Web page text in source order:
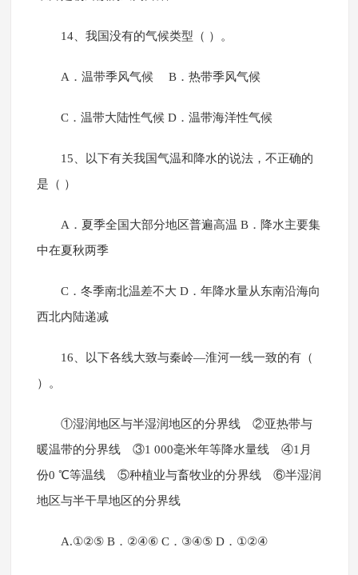
14、我国没有的气候类型（ ）。
A．温带季风气候 B．热带季风气候
C．温带大陆性气候 D．温带海洋性气候
15、以下有关我国气温和降水的说法，不正确的
是（ ）
A．夏季全国大部分地区普遍高温 B．降水主要集
中在夏秋两季
C．冬季南北温差不大 D．年降水量从东南沿海向
西北内陆递减
16、以下各线大致与秦岭—淮河一线一致的有（
）。
①湿润地区与半湿润地区的分界线 ②亚热带与
暖温带的分界线 ③1 000毫米年等降水量线 ④1月
份0 ℃等温线 ⑤种植业与畜牧业的分界线 ⑥半湿润
地区与半干旱地区的分界线
A.①②⑤ B．②④⑥ C．③④⑤ D．①②④